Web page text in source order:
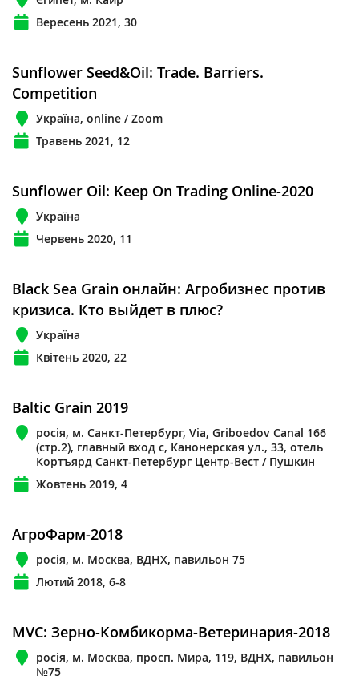
Вересень 2021, 30
Sunflower Seed&Oil: Trade. Barriers.
Competition
Україна, online / Zoom
Травень 2021, 12
Sunflower Oil: Keep On Trading Online-2020
Україна
Червень 2020, 11
Black Sea Grain онлайн: Агробизнес против
кризиса. Кто выйдет в плюс?
Україна
Квітень 2020, 22
Baltic Grain 2019
росія, м. Санкт-Петербург, Via, Griboedov Canal 166
(стр.2), главный вход с, Канонерская ул., 33, отель
Кортъярд Санкт-Петербург Центр-Вест / Пушкин
Жовтень 2019, 4
АгроФарм-2018
росія, м. Москва, ВДНХ, павильон 75
Лютий 2018, 6-8
MVC: Зерно-Комбикорма-Ветеринария-2018
росія, м. Москва, просп. Мира, 119, ВДНХ, павильон
№75